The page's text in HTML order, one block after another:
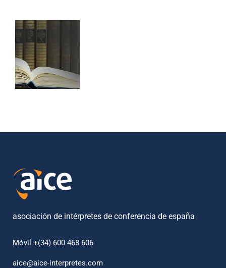
asociación de intérpretes de conferencia de españa
Móvil +(34) 600 468 606
aice@aice-interpretes.com